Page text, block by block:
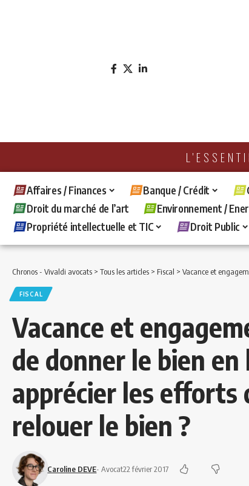
Affaires / Finances Banque / Crédit
Droit du marché de l’art
Environnement /
Propriété intellectuelle et TIC
Droit Public
Chronos - Vivaldi avocats > Tous les articles > Fiscal > Vacance et engagement du
FISCAL
Vacance et
de donner le bien
apprécier les
relouer le bien ?
Caroline DEVE- Avocat22 février 2017